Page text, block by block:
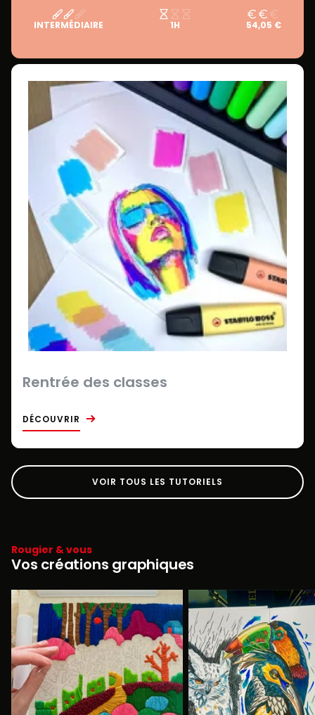
INTERMÉDIAIRE 1H 54,05 €
Rentrée des classes
DÉCOUVRIR
VOIR TOUS LES TUTORIELS
Rougier & vous
Vos créations graphiques